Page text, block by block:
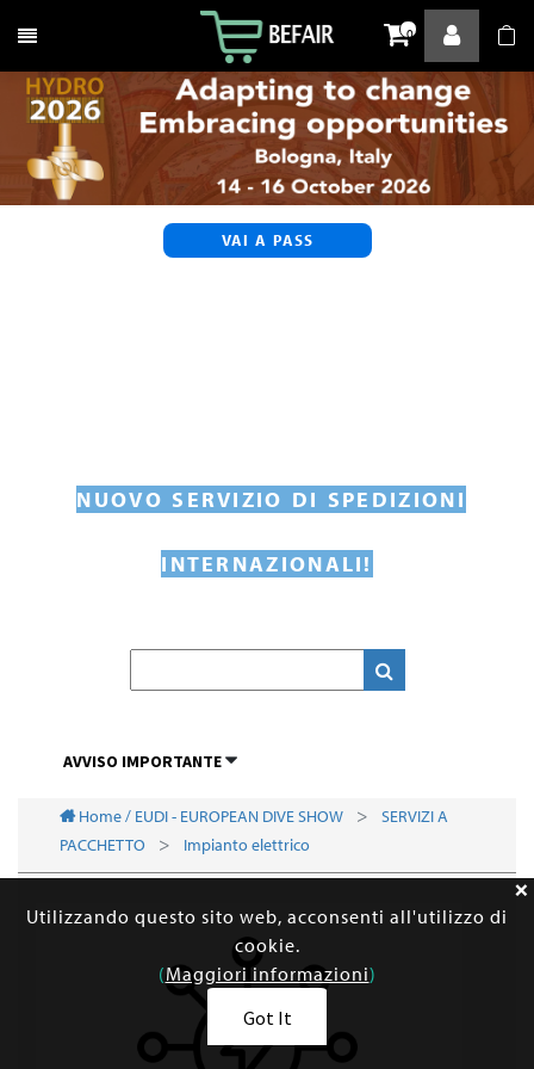
Attiva / disattiva la navigazione 0
VAI A PASS
NUOVO SERVIZIO DI SPEDIZIONI
INTERNAZIONALI!
AVVISO IMPORTANTE
Home / EUDI - EUROPEAN DIVE SHOW
SERVIZI A
PACCHETTO
Impianto elettrico
Utilizzando questo sito web, acconsenti all'utilizzo di
cookie.
(Maggiori informazioni)
Got It